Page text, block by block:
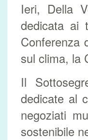
Ieri, Della
dedicata ai
Conferenza
sul clima, la
Il
dedicate al
negoziati
sostenibile